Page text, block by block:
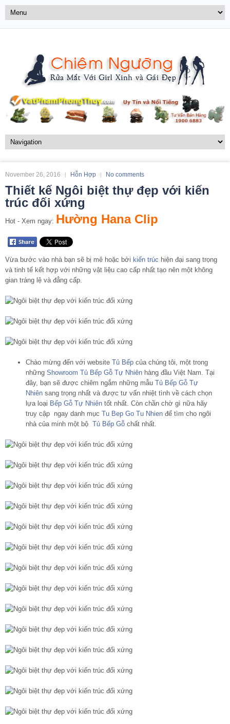
November 26, 2016 Hỗn Hợp No comments
Thiết kế Ngôi biệt thự đẹp với kiến
trúc đối xứng
Hot - Xem ngay: Hường Hana Clip
Vừa bước vào nhà bạn sẽ bị mê hoặc bởi kiến trúc hiện đại sang trọng
và tinh tế kết hợp với những vật liệu cao cấp nhất tạo nên một không
gian tráng lệ và đẳng cấp.
Chào mừng đến với website Tủ Bếp của chúng tôi, một trong
những Showroom Tủ Bếp Gỗ Tự Nhiên hàng đầu Việt Nam. Tại
đây, bạn sẽ được chiêm ngắm những mẫu Tủ Bếp Gỗ Tự
Nhiên sang trọng nhất và được tư vấn nhiệt tình về cách chọn
lựa loại Bếp Gỗ Tự Nhiên tốt nhất. Còn chần chờ gì nữa hãy
truy cập ngay danh mục Tu Bep Go Tu Nhien để tìm cho ngôi
nhà của minh một bộ Tủ Bếp Gỗ chất nhất.